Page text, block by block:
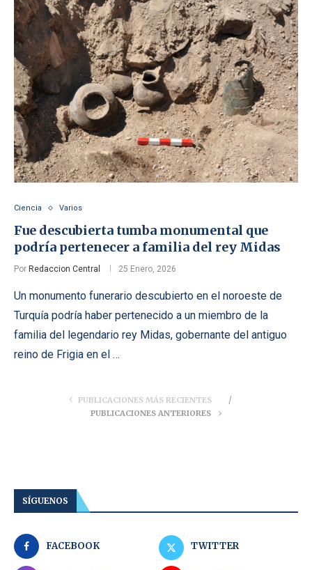
Ciencia Varios
Fue descubierta tumba monumental que
podría pertenecer a familia del rey Midas
Por Redaccion Central 25 Enero, 2026
Un monumento funerario descubierto en el noroeste de
Turquía podría haber pertenecido a un miembro de la
familia del legendario rey Midas, gobernante del antiguo
reino de Frigia en el …
PUBLICACIONES MÁS RECIENTES
PUBLICACIONES ANTERIORES
SÍGUENOS
FACEBOOK TWITTER